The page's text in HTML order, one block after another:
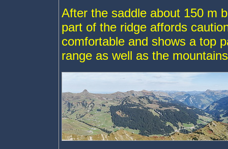
After the saddle about 150 m
part of the ridge affords
comfortable and shows a top
range as well as the